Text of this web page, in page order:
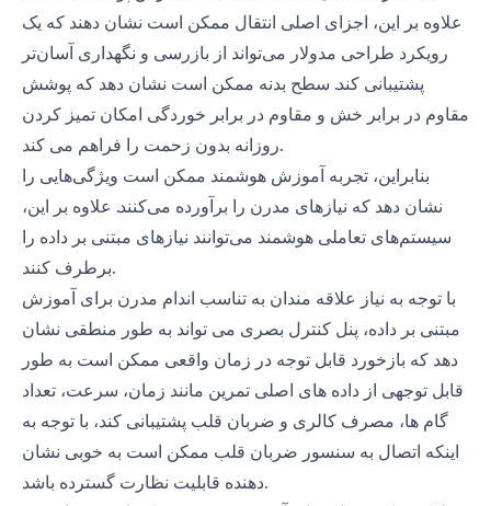
علاوه بر این، اجزای اصلی انتقال ممکن است نشان دهند که یک
رویکرد طراحی مدولار می‌تواند از بازرسی و نگهداری آسان‌تر
پشتیبانی کند. سطح بدنه ممکن است نشان دهد که پوشش
مقاوم در برابر خش و مقاوم در برابر خوردگی امکان تمیز کردن
روزانه بدون زحمت را فراهم می کند.
بنابراین، تجربه آموزش هوشمند ممکن است ویژگی‌هایی را
نشان دهد که نیازهای مدرن را برآورده می‌کنند. علاوه بر این،
سیستم‌های تعاملی هوشمند می‌توانند نیازهای مبتنی بر داده را
برطرف کنند.
با توجه به نیاز علاقه مندان به تناسب اندام مدرن برای آموزش
مبتنی بر داده، پنل کنترل بصری می تواند به طور منطقی نشان
دهد که بازخورد قابل توجه در زمان واقعی ممکن است به طور
قابل توجهی از داده های اصلی تمرین مانند زمان، سرعت، تعداد
گام ها، مصرف کالری و ضربان قلب پشتیبانی کند، با توجه به
اینکه اتصال به سنسور ضربان قلب ممکن است به خوبی نشان
دهنده قابلیت نظارت گسترده باشد.